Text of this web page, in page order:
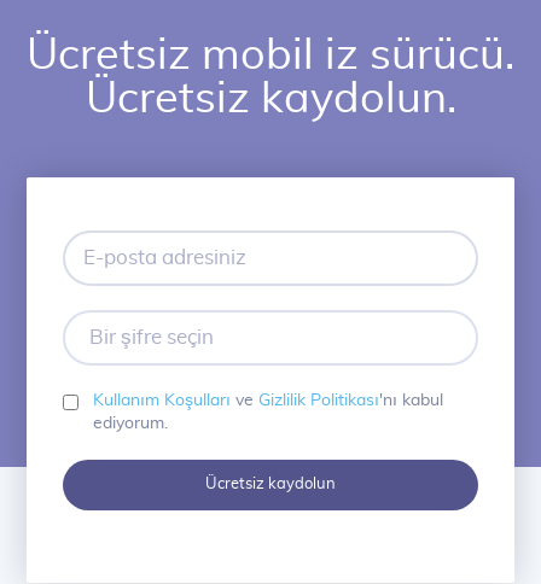
Ücretsiz mobil iz sürücü.
Ücretsiz kaydolun.
adresiniz
seçin
Kullanım Koşulları ve Gizlilik Politikası'nı kabul
ediyorum.
Ücretsiz kaydolun